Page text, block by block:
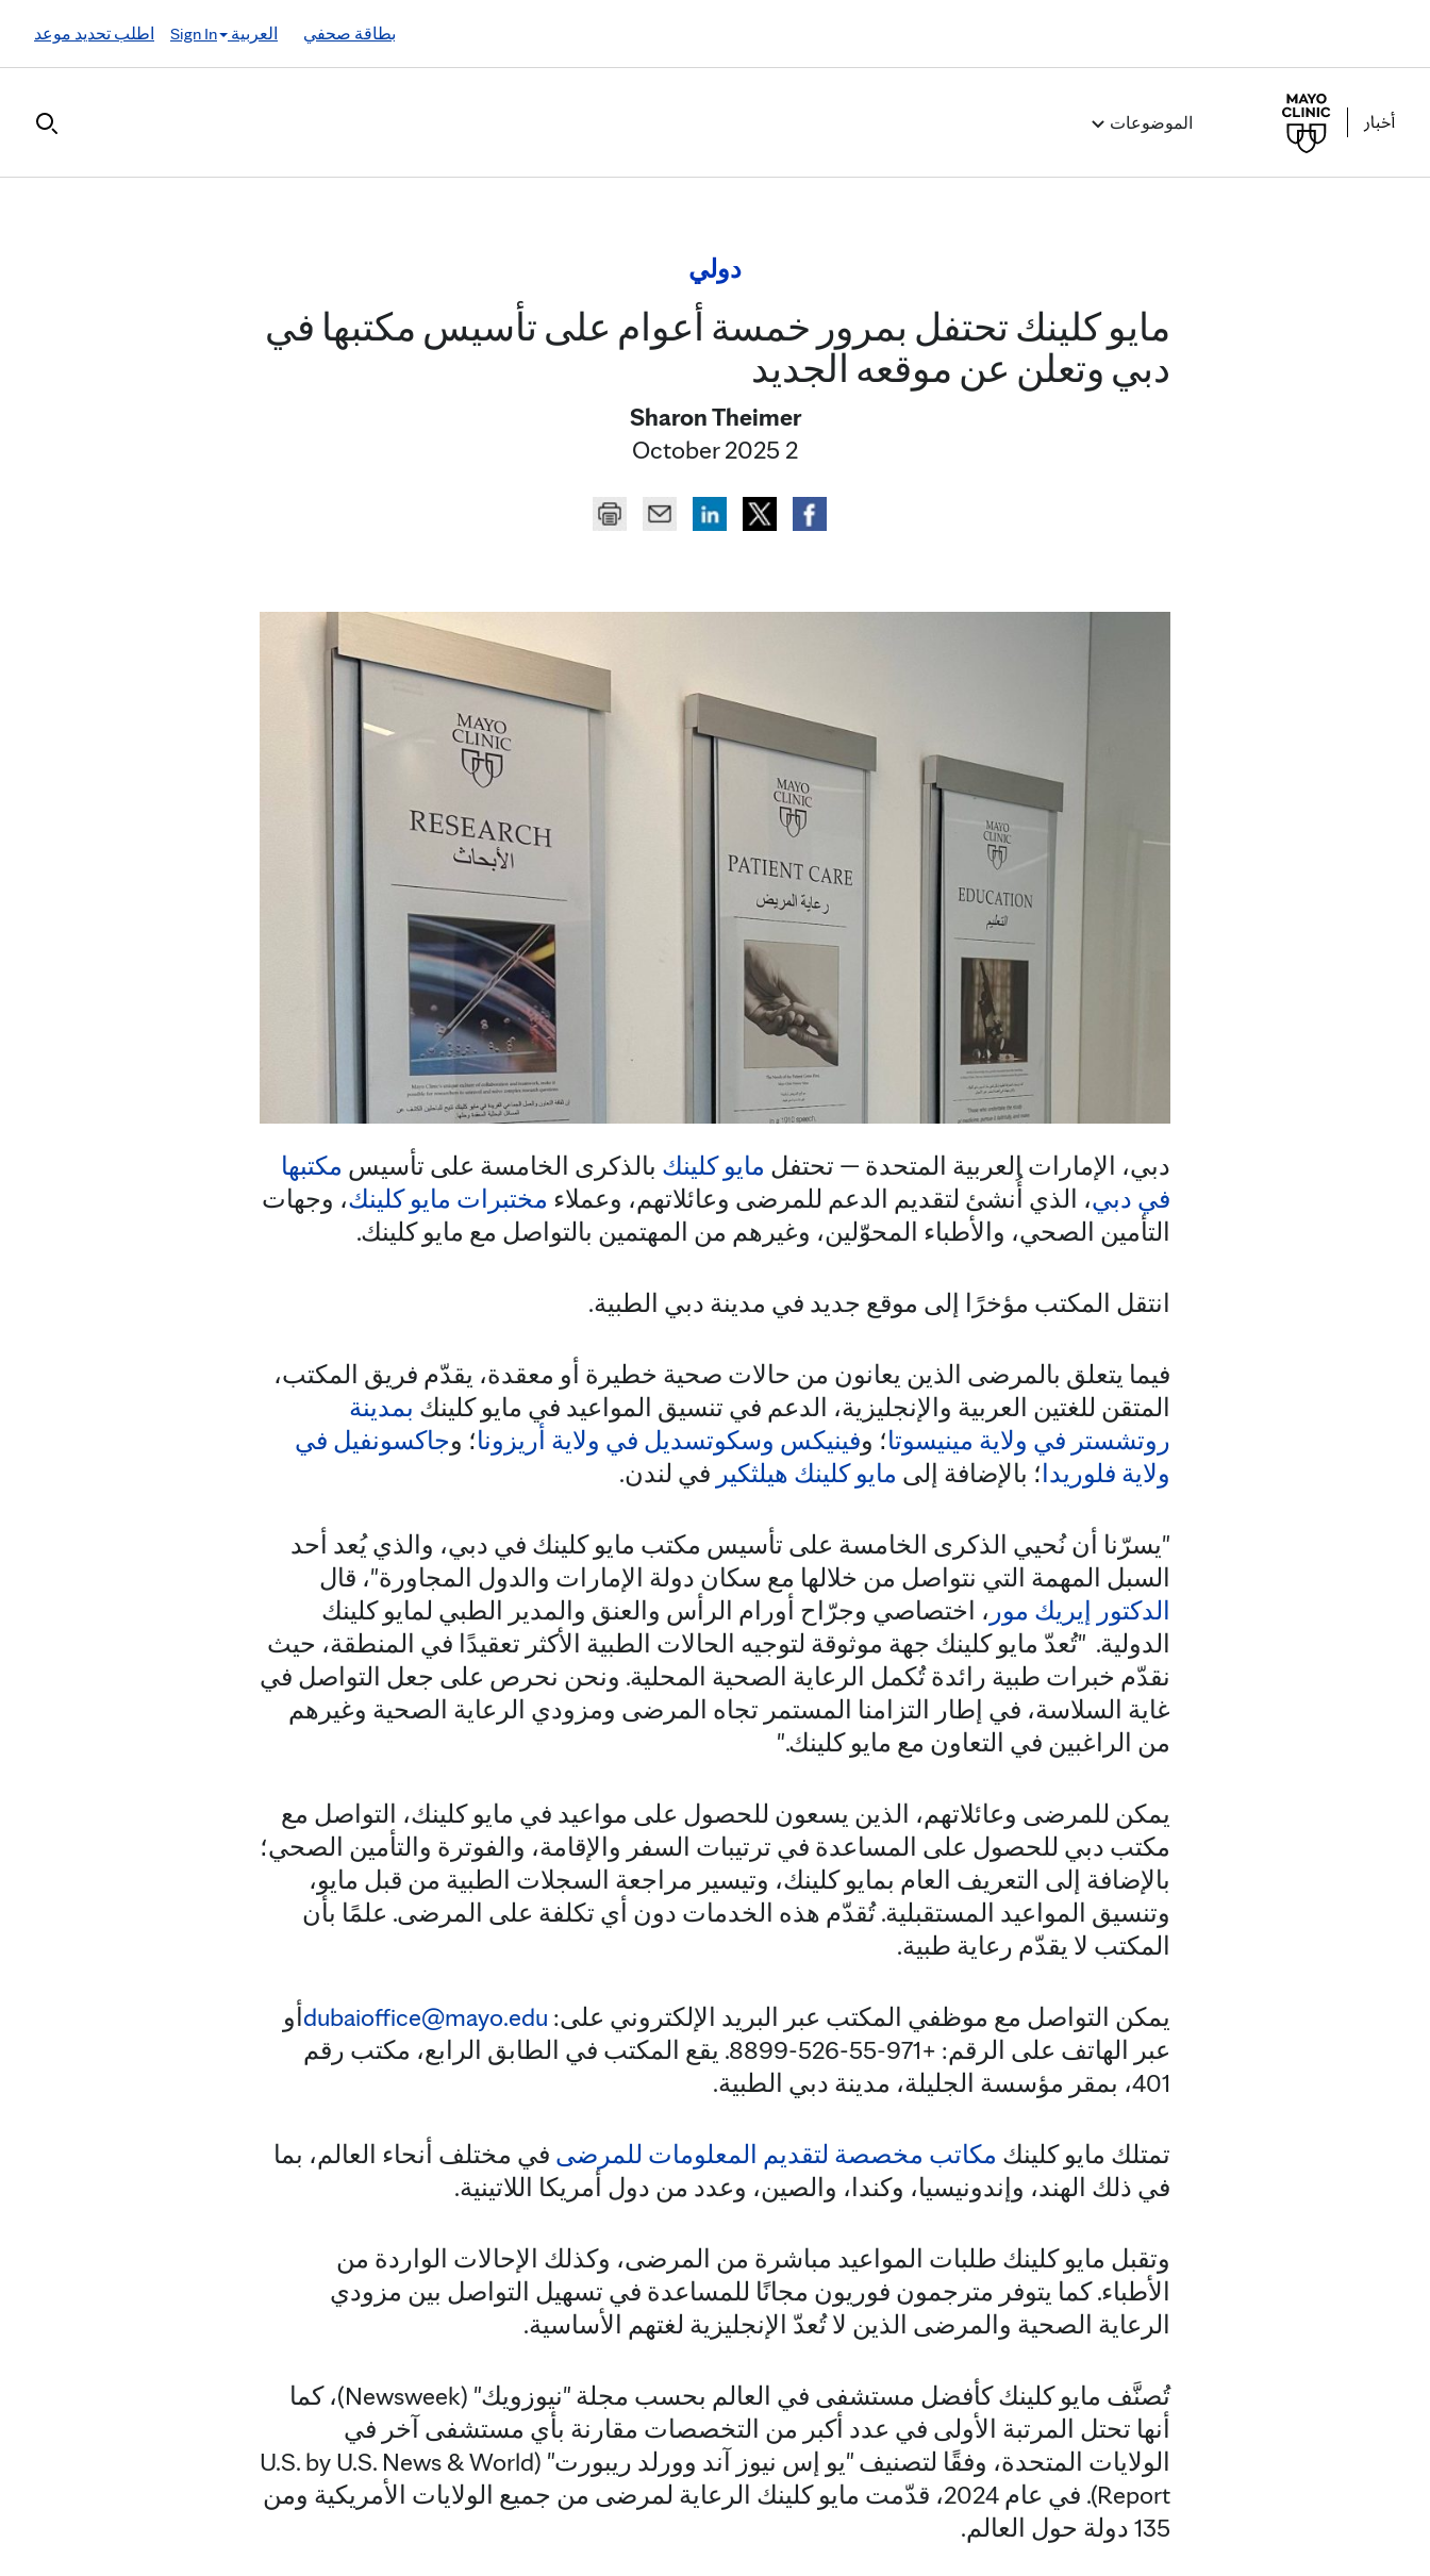
العربية
بطاقة صحفي Sign In اطلب تحديد موعد
الموضوعات
دولي
مايو كلينك تحتفل بمرور خمسة أعوام على تأسيس مكتبها في
دبي وتعلن عن موقعه الجديد
Sharon Theimer
2 October 2025
دبي، الإمارات العربية المتحدة — تحتفل مايو كلينك بالذكرى الخامسة على تأسيس مكتبها
في دبي، الذي أُنشئ لتقديم الدعم للمرضى وعائلاتهم، وعملاء مختبرات مايو كلينك، وجهات
التأمين الصحي، والأطباء المحوّلين، وغيرهم من المهتمين بالتواصل مع مايو كلينك.
انتقل المكتب مؤخرًا إلى موقع جديد في مدينة دبي الطبية.
فيما يتعلق بالمرضى الذين يعانون من حالات صحية خطيرة أو معقدة، يقدّم فريق المكتب،
المتقن للغتين العربية والإنجليزية، الدعم في تنسيق المواعيد في مايو كلينك بمدينة
روتشستر في ولاية مينيسوتا؛ وفينيكس وسكوتسديل في ولاية أريزونا؛ وجاكسونفيل في
ولاية فلوريدا؛ بالإضافة إلى مايو كلينك هيلثكير في لندن.
"يسرّنا أن نُحيي الذكرى الخامسة على تأسيس مكتب مايو كلينك في دبي، والذي يُعد أحد
السبل المهمة التي نتواصل من خلالها مع سكان دولة الإمارات والدول المجاورة"، قال
الدكتور إيريك مور ، اختصاصي وجرّاح أورام الرأس والعنق والمدير الطبي لمايو كلينك
الدولية. "تُعدّ مايو كلينك جهة موثوقة لتوجيه الحالات الطبية الأكثر تعقيدًا في المنطقة، حيث
نقدّم خبرات طبية رائدة تُكمل الرعاية الصحية المحلية. ونحن نحرص على جعل التواصل في
غاية السلاسة، في إطار التزامنا المستمر تجاه المرضى ومزودي الرعاية الصحية وغيرهم
من الراغبين في التعاون مع مايو كلينك."
يمكن للمرضى وعائلاتهم، الذين يسعون للحصول على مواعيد في مايو كلينك، التواصل مع
مكتب دبي للحصول على المساعدة في ترتيبات السفر والإقامة، والفوترة والتأمين الصحي؛
بالإضافة إلى التعريف العام بمايو كلينك، وتيسير مراجعة السجلات الطبية من قبل مايو،
وتنسيق المواعيد المستقبلية. تُقدّم هذه الخدمات دون أي تكلفة على المرضى. علمًا بأن
المكتب لا يقدّم رعاية طبية.
يمكن التواصل مع موظفي المكتب عبر البريد الإلكتروني على: dubaioffice@mayo.eduأو
عبر الهاتف على الرقم: +971-55-526-8899. يقع المكتب في الطابق الرابع، مكتب رقم
401، بمقر مؤسسة الجليلة، مدينة دبي الطبية.
تمتلك مايو كلينك مكاتب مخصصة لتقديم المعلومات للمرضى في مختلف أنحاء العالم، بما
في ذلك الهند، وإندونيسيا، وكندا، والصين، وعدد من دول أمريكا اللاتينية.
وتقبل مايو كلينك طلبات المواعيد مباشرة من المرضى، وكذلك الإحالات الواردة من
الأطباء. كما يتوفر مترجمون فوريون مجانًا للمساعدة في تسهيل التواصل بين مزودي
الرعاية الصحية والمرضى الذين لا تُعدّ الإنجليزية لغتهم الأساسية.
تُصنَّف مايو كلينك كأفضل مستشفى في العالم بحسب مجلة "نيوزويك" (Newsweek)، كما
أنها تحتل المرتبة الأولى في عدد أكبر من التخصصات مقارنة بأي مستشفى آخر في
الولايات المتحدة، وفقًا لتصنيف "يو إس نيوز آند وورلد ريبورت" (U.S. by U.S. News & World
Report). في عام 2024، قدّمت مايو كلينك الرعاية لمرضى من جميع الولايات الأمريكية ومن
135 دولة حول العالم.